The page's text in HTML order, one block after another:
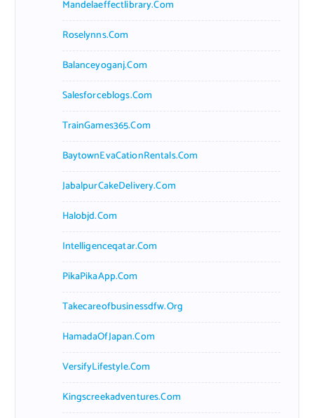
Mandelaeffectlibrary.com
Roselynns.com
Balanceyoganj.com
Salesforceblogs.com
TrainGames365.com
BaytownEvaCationRentals.com
JabalpurCakeDelivery.com
Halobjd.com
Intelligenceqatar.com
PikaPikaApp.com
Takecareofbusinessdfw.org
HamadaOfJapan.com
VersifyLifestyle.com
Kingscreekadventures.com